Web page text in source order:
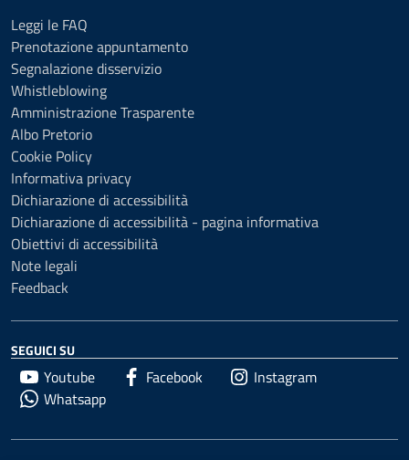
Leggi le FAQ
Prenotazione appuntamento
Segnalazione disservizio
Whistleblowing
Amministrazione Trasparente
Albo Pretorio
Cookie Policy
Informativa privacy
Dichiarazione di accessibilità
Dichiarazione di accessibilità - pagina informativa
Obiettivi di accessibilità
Note legali
Feedback
SEGUICI SU
Youtube Facebook
Instagram
Whatsapp